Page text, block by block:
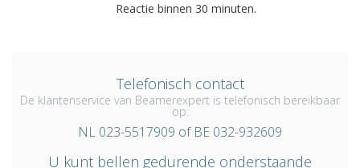
opvragen
Reactie binnen 30 minuten.
Telefonisch contact
De klantenservice van Beamerexpert is telefonisch bereikbaar
op:
NL 023-5517909 of BE 032-932609
U kunt bellen gedurende onderstaande